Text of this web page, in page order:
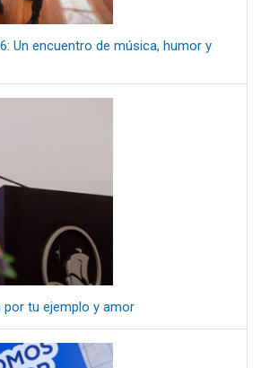
Un encuentro de música, humor y
por tu ejemplo y amor